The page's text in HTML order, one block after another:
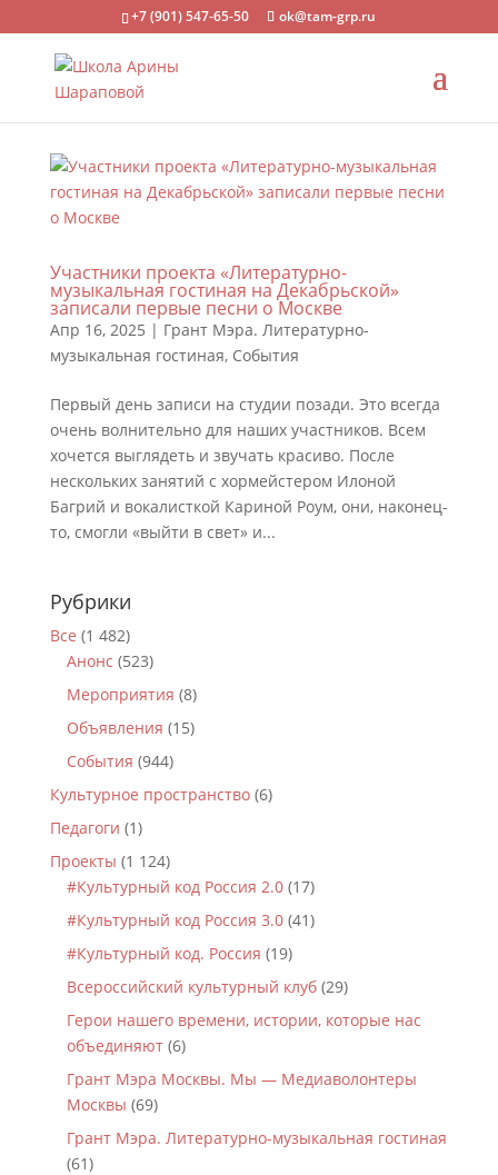
+7 (901) 547-65-50 ok@tam-grp.ru
Участники проекта «Литературно-
музыкальная гостиная на Декабрьской»
записали первые песни о Москве
Апр 16, 2025 | Грант Мэра. Литературно-
музыкальная гостиная, События
Первый день записи на студии позади. Это всегда
очень волнительно для наших участников. Всем
хочется выглядеть и звучать красиво. После
нескольких занятий с хормейстером Илоной
Багрий и вокалисткой Кариной Роум, они, наконец-
то, смогли «выйти в свет» и...
Рубрики
Все (1 482)
Анонс (523)
Мероприятия (8)
Объявления (15)
События (944)
Культурное пространство(6)
Педагоги (1)
Проекты (1 124)
#Культурный код Россия 2.0(17)
#Культурный код Россия 3.0(41)
#Культурный код. Россия (19)
Всероссийский культурный клуб(29)
Герои нашего времени, истории, которые нас
объединяют(6)
Грант Мэра Москвы. Мы — Медиаволонтеры
Москвы (69)
Грант Мэра. Литературно-музыкальная гостиная
(61)